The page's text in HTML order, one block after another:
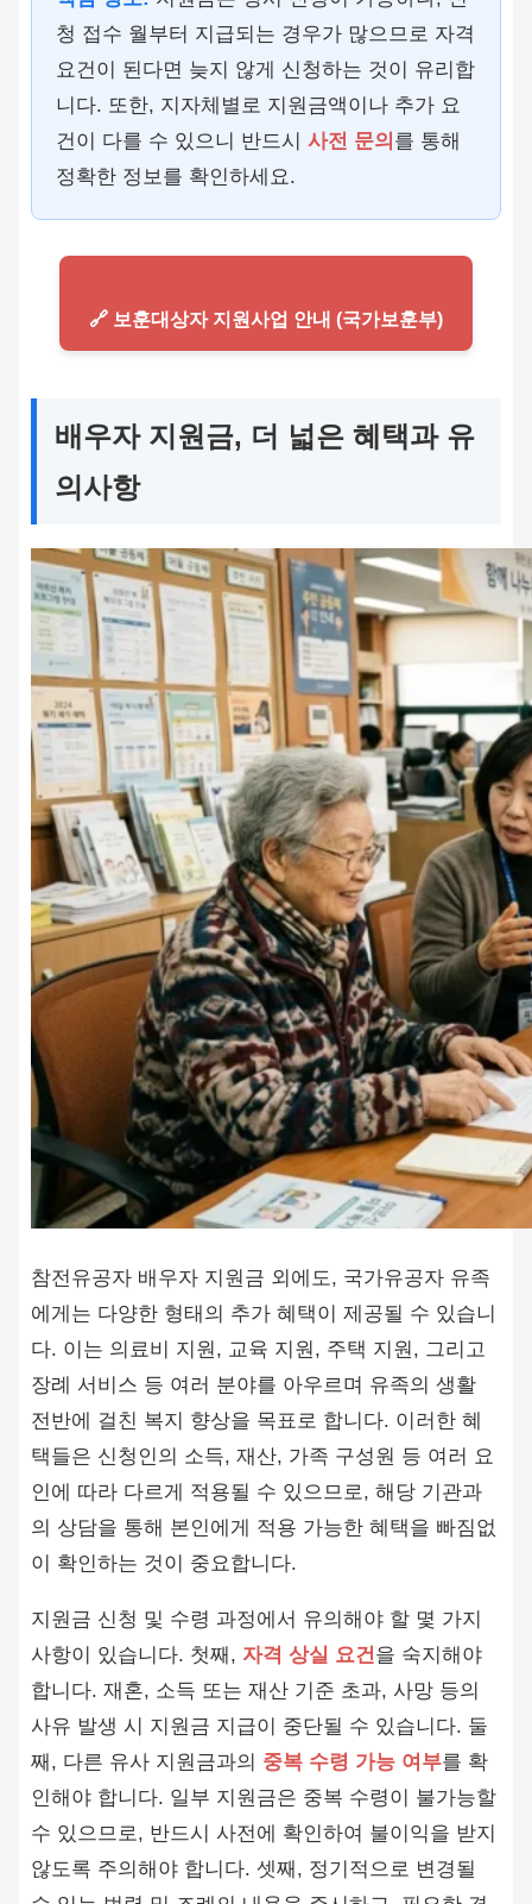
청 접수 월부터 지급되는 경우가 많으므로 자격
요건이 된다면 늦지 않게 신청하는 것이 유리합
니다. 또한, 지자체별로 지원금액이나 추가 요
건이 다를 수 있으니 반드시 사전 문의 를 통해
정확한 정보를 확인하세요.
🔗 보훈대상자 지원사업 안내 (국가보훈부)
배우자 지원금, 더 넓은 혜택과 유
의사항
참전유공자 배우자 지원금 외에도, 국가유공자 유족
에게는 다양한 형태의 추가 혜택이 제공될 수 있습니
다. 이는 의료비 지원, 교육 지원, 주택 지원, 그리고
장례 서비스 등 여러 분야를 아우르며 유족의 생활
전반에 걸친 복지 향상을 목표로 합니다. 이러한 혜
택들은 신청인의 소득, 재산, 가족 구성원 등 여러 요
인에 따라 다르게 적용될 수 있으므로, 해당 기관과
의 상담을 통해 본인에게 적용 가능한 혜택을 빠짐없
이 확인하는 것이 중요합니다.
지원금 신청 및 수령 과정에서 유의해야 할 몇 가지
사항이 있습니다. 첫째, 자격 상실 요건 을 숙지해야
합니다. 재혼, 소득 또는 재산 기준 초과, 사망 등의
사유 발생 시 지원금 지급이 중단될 수 있습니다. 둘
째, 다른 유사 지원금과의 중복 수령 가능 여부를 확
인해야 합니다. 일부 지원금은 중복 수령이 불가능할
수 있으므로, 반드시 사전에 확인하여 불이익을 받지
않도록 주의해야 합니다. 셋째, 정기적으로 변경될